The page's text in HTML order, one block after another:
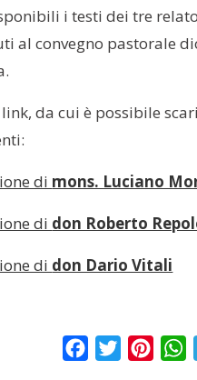
i testi dei tre
al convegno pastorale
da cui è possibile
di mons. Luciano
di don Roberto
di don Dario Vitali
FacebookTwitter